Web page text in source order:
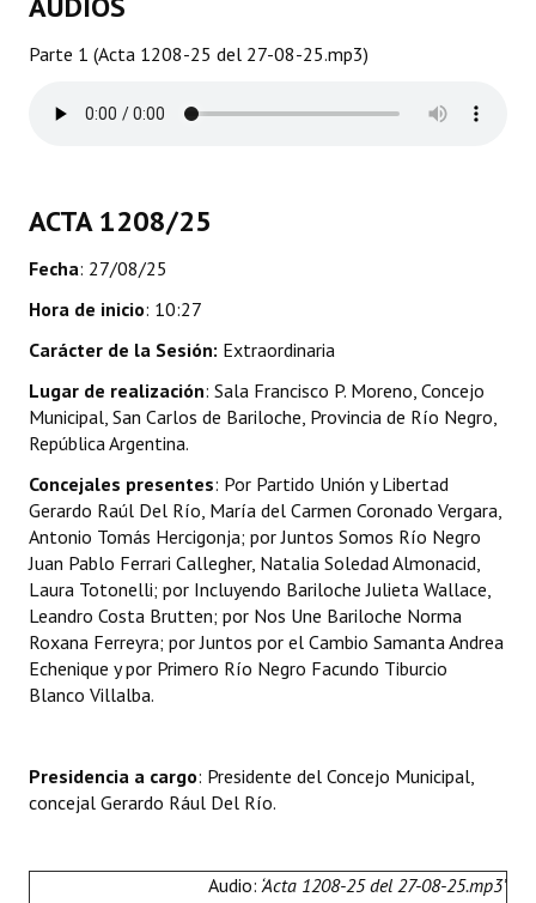
Actas de Audiencias Públicas
Comunicaciones
Declaraciones
Resoluciones de Presidencia
INSTITUCIONAL
Antiguos Pobladores
Noticias Destacadas
Registros y Distinciones
Datos Históricos
Premio al Mérito - Registro
Mujeres que Dejaron Huellas - Registro
Ciudadano Ilustre - Registro
Parte 1 (Acta 1208-25 del 27-08-25.mp3)
ACTA 1208/25
Fecha: 27/08/25
Hora de inicio: 10:27
Carácter de la Sesión: Extraordinaria
Lugar de realización: Sala Francisco P. Moreno, Concejo
Municipal, San Carlos de Bariloche, Provincia de Río Negro,
República Argentina.
Concejales presentes: Por Partido Unión y Libertad
Gerardo Raúl Del Río, María del Carmen Coronado Vergara,
Antonio Tomás Hercigonja; por Juntos Somos Río Negro
Juan Pablo Ferrari Callegher, Natalia Soledad Almonacid,
Laura Totonelli; por Incluyendo Bariloche Julieta Wallace,
Leandro Costa Brutten; por Nos Une Bariloche Norma
Roxana Ferreyra; por Juntos por el Cambio Samanta Andrea
Echenique y por Primero Río Negro Facundo Tiburcio
Blanco Villalba.
Presidencia a cargo: Presidente del Concejo Municipal,
concejal Gerardo Rául Del Río.
Audio: ‘Acta 1208-25 del 27-08-25.mp3’